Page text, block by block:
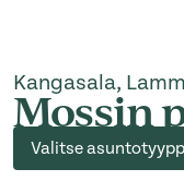
Kangasala,
Mossin
Valitse